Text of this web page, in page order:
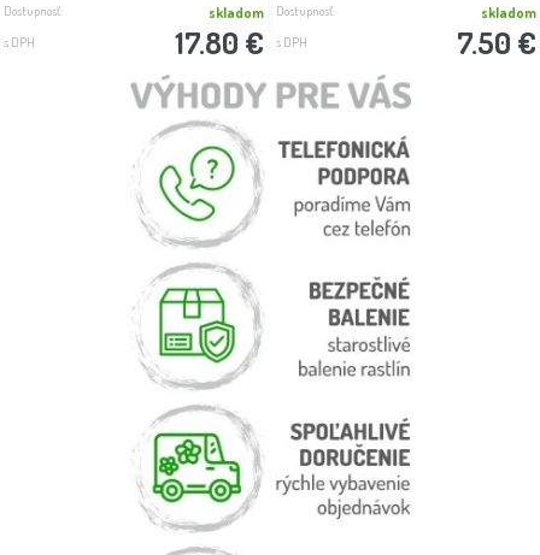
Dostupnosť: skladom
s DPH 17.80 €
Dostupnosť: skladom
s DPH 7.50 €